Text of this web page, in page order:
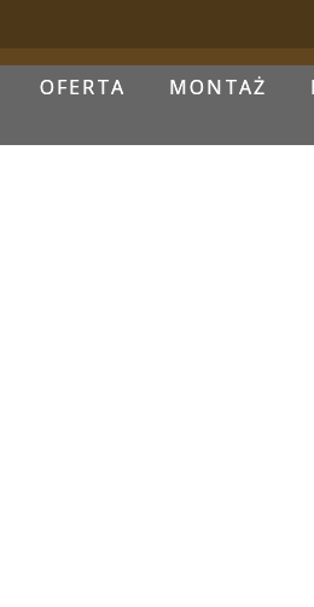
OFERTA MONTAŻ